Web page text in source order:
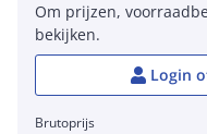
Om prijzen,
bekijken.
Login
Brutoprijs